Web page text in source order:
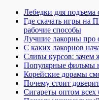
Лебедки для подъема
Где скачать игры на
рабочие способы
Лучшие лакорны про
С каких лакорнов
Сливы курсов: зачем
Популярные фильмы
Корейские дорамы
Почему стоит
Сигареты оптом всех